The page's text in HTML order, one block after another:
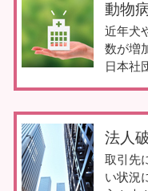
動物
近年犬
数が増
日本社
法人
取引先
い状況